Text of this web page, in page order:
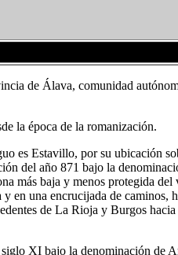
de Álava, comunidad
la época de la romanización.
es Estavillo, por su ubicación
del año 871 bajo la
más baja y menos protegida del
en una encrucijada de caminos,
de La Rioja y Burgos
XI bajo la denominación de